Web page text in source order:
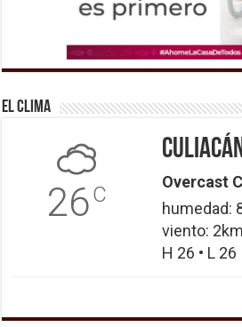
El Clima
26C
Overcast
humedad:
viento:
H 26 • L 26